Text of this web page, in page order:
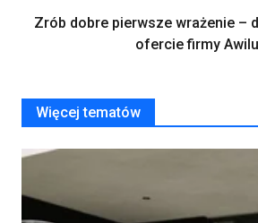
Zrób dobre pierwsze wrażenie –
ofercie firmy
Więcej tematów